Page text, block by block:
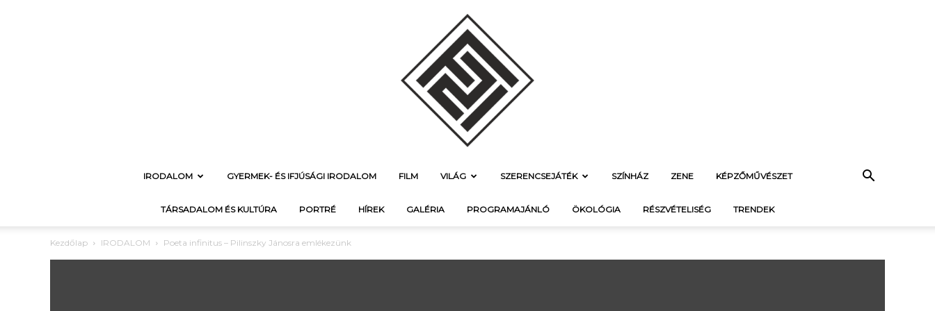
f21.hu
IRODALOM GYERMEK- ÉS IFJÚSÁGI IRODALOM FILM VILÁG SZERENCSEJÁTÉK SZÍNHÁZ ZENE KÉPZŐMŰVÉSZET
TÁRSADALOM ÉS KULTÚRA PORTRÉ HÍREK GALÉRIA PROGRAMAJÁNLÓ ÖKOLÓGIA RÉSZVÉTELISÉG TRENDEK
Kezdőlap IRODALOM Poeta infinitus – Pilinszky Jánosra emlékezünk